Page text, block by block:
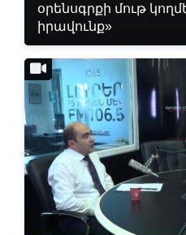
օրենսգրքի մութ
իրավունք»